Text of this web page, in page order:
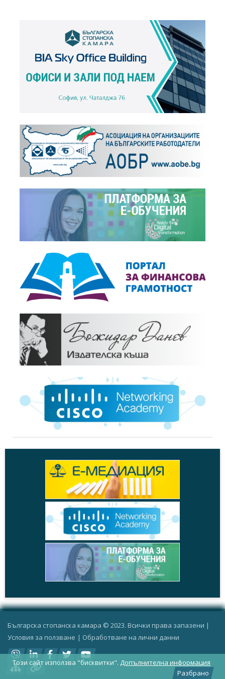
13.01.2015
БСК се обяви за по-малко регулация в икономиката
+
Становища, 17.11.2014
Относно отлагане на промените в основата и...
+
Становища, 30.01.2014
Относно принципите за определяне на такса...
Становища, 31.10.2013
Относно промяна на основата и реда за...
+
Новини, 24.07.2012
БСК: В ерата на комуникациите и цифровизацията...
Становища, 24.07.2012
Позиция относно преместването на...
Становища, 04.06.2012
БСК кани институциите на дискусия за промени...
Новини, 29.05.2012
БСК приветства решението на ВАС за отмяна на...
Новини, 22.03.2012
Новини, 13.03.2012
Предложени от БСК мерки намалиха разходите на...
17.11.2011
БСК: Новият законопроект за управление на...
Становища, 10.11.2010
Становище по проекта за ЗИД на Закона за...
Становища, 24.03.2008
БСК се обяви против намерението за увеличение...
Становища, 13.11.2007
Предложение на БСК за промени в Закона за...
+
Предложения на БСК за промени в Закона за...
+
Българска стопанска камара © 2023. Всички права запазени |
Условия за ползване | Oбработване на лични данни
Този сайт използва "бисквитки". Допълнителна информация
Разбрано